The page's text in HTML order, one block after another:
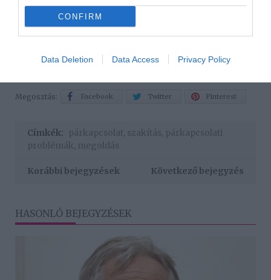
CONFIRM
Data Deletion Data Access Privacy Policy
Ez is érdekelhet! -Testsúlyproblémák – egy érzékeny
téma a párkapcsolatban
Megosztás: Facebook Twitter Pinterest
Címkék: párkapcsolat szakítás párkapcsolati
problémák megoldás
Korábbi bejegyzések Következő bejegyzés
HASONLÓ BEJEGYZÉSEK